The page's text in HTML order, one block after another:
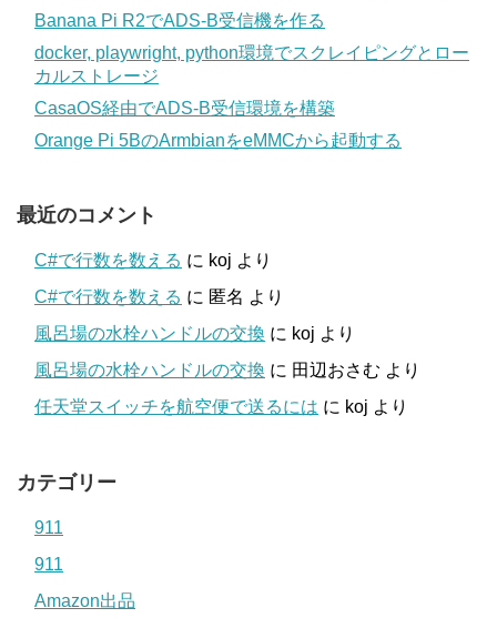
Banana Pi R2でADS-B受信機を作る
docker, playwright, python環境でスクレイピングとロー
カルストレージ
CasaOS経由でADS-B受信環境を構築
Orange Pi 5BのArmbianをeMMCから起動する
最近のコメント
C#で行数を数える に koj より
C#で行数を数える に 匿名 より
風呂場の水栓ハンドルの交換 に koj より
風呂場の水栓ハンドルの交換 に 田辺おさむ より
任天堂スイッチを航空便で送るには に koj より
カテゴリー
911
911
Amazon出品